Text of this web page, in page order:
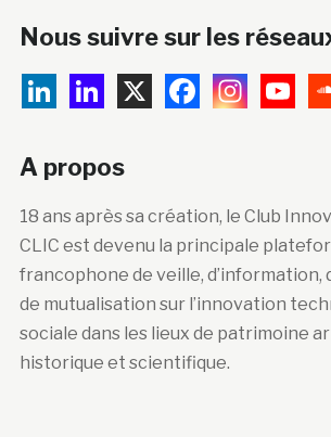
Nous suivre sur les
A propos
18 ans après sa création, le Club
CLIC est devenu la principale
francophone de veille, d’information,
de mutualisation sur l’innovation
sociale dans les lieux de patrimoine
historique et scientifique.